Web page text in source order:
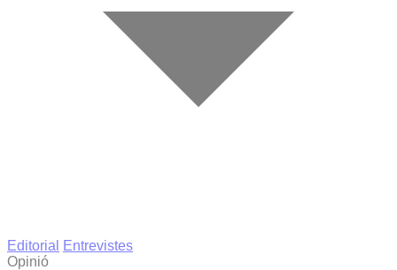
Editorial
Entrevistes
Opinió